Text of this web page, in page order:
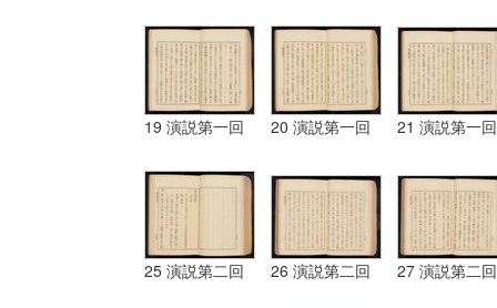
19 演説第一回 20 演説第一回 21 演説第一回
25 演説第二回 26 演説第二回 27 演説第二回